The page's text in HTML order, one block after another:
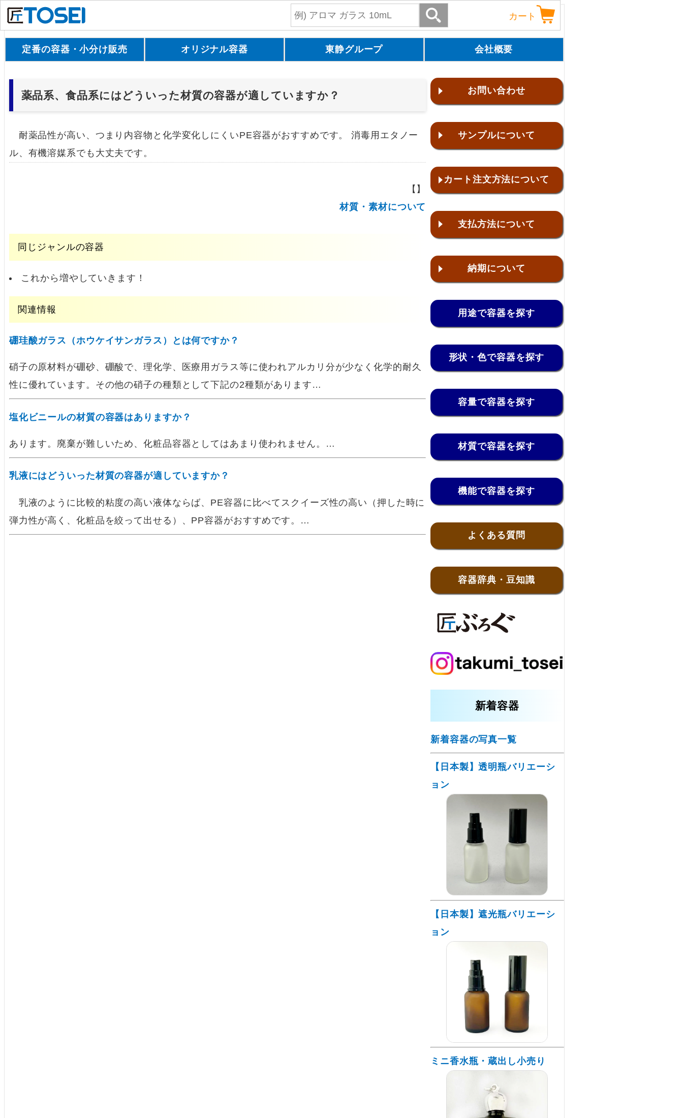
カート
薬品系、食品系にはどういった材質の容器が適していますか？
耐薬品性が高い、つまり内容物と化学変化しにくいPE容器がおすすめです。 消毒用エタノー
ル、有機溶媒系でも大丈夫です。
【】
材質・素材について
同じジャンルの容器
これから増やしていきます！
関連情報
硼珪酸ガラス（ホウケイサンガラス）とは何ですか？
硝子の原材料が硼砂、硼酸で、理化学、医療用ガラス等に使われアルカリ分が少なく化学的耐久
性に優れています。その他の硝子の種類として下記の2種類があります…
塩化ビニールの材質の容器はありますか？
あります。廃棄が難しいため、化粧品容器としてはあまり使われません。…
乳液にはどういった材質の容器が適していますか？
乳液のように比較的粘度の高い液体ならば、PE容器に比べてスクイーズ性の高い（押した時に
弾力性が高く、化粧品を絞って出せる）、PP容器がおすすめです。…
定番の容器・小分け販売 オリジナル容器 東静グループ 会社概要
お問い合わせ
サンプルについて
カート注文方法について
支払方法について
納期について
用途で容器を探す
形状・色で容器を探す
容量で容器を探す
材質で容器を探す
機能で容器を探す
よくある質問
容器辞典・豆知識
新着容器
新着容器の写真一覧
【日本製】透明瓶バリエーシ
ョン
【日本製】遮光瓶バリエーシ
ョン
ミニ香水瓶・蔵出し小売り